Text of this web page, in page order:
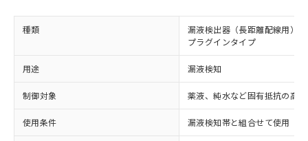
種類
漏液検出器（長距離配線用）
プラグインタイプ
用途 漏液検知
制御対象 薬液、純水など固有抵抗の高
使用条件 漏液検知帯と組合せて使用